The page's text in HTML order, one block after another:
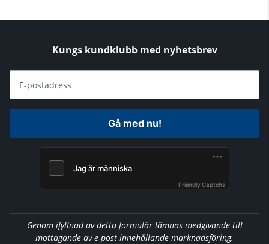
Kungs kundklubb med nyhetsbrev
E-postadress
Gå med nu!
Friendly Captcha
Genom ifyllnad av detta formulär lämnas medgivande till
mottagande av e-post innehållande marknadsföring.